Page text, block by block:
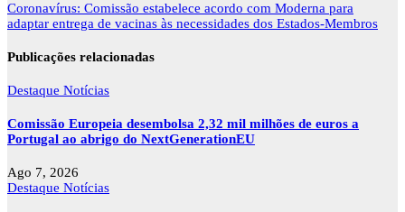
artigos
Coronavírus: Comissão estabelece acordo com Moderna para
adaptar entrega de vacinas às necessidades dos Estados-Membros
Publicações relacionadas
Destaque Notícias
Comissão Europeia desembolsa 2,32 mil milhões de euros a
Portugal ao abrigo do NextGenerationEU
Ago 7, 2026
Destaque Notícias